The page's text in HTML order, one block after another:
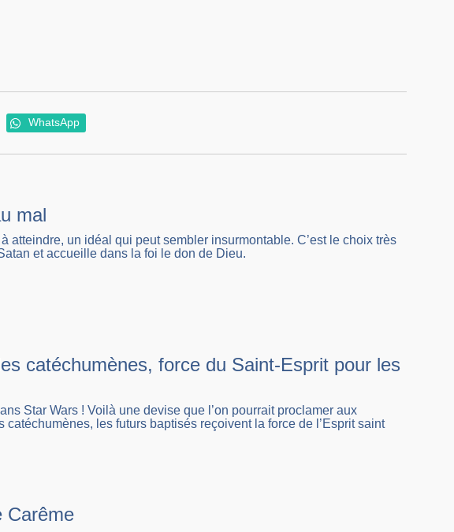
WhatsApp
mal
un idéal qui peut sembler insurmontable. C’est le choix très
et accueille dans la foi le don de Dieu.
catéchumènes, force du Saint-Esprit pour les
Star Wars ! Voilà une devise que l’on pourrait proclamer aux
les futurs baptisés reçoivent la force de l’Esprit saint
Carême